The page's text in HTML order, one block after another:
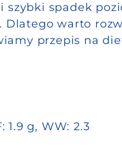
szybki spadek
Dlatego warto
przepis na
1.9 g, WW: 2.3